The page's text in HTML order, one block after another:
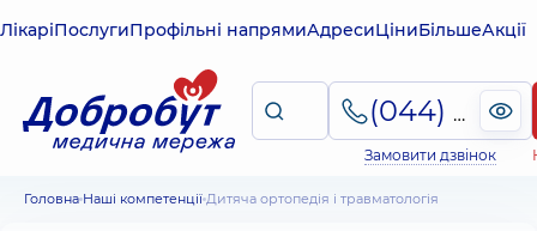
ЛікаріПослугиПрофільні напрямиАдресиЦіниБільшеАкції
(044) 495-2-888
Замовити дзвінок
Головна Наші компетенції Дитяча ортопедія і травматологія